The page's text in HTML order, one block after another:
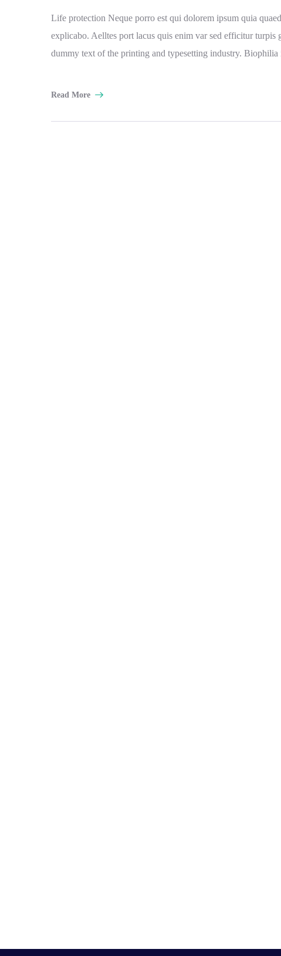
Life protection Neque porro est qui dolorem ipsum quia
explicabo. Aelltes port lacus quis enim var sed efficitur
dummy text of the printing and typesetting industry. Biophilia
Read More